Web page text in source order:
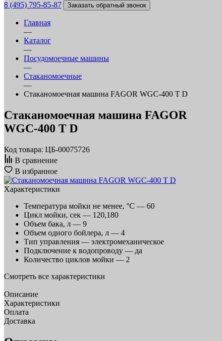
8 (495) 795-85-87 Заказать обратный звонок
Главная
—
Каталог
—
Посудомоечные машины
—
Стаканомоечные
—
Стаканомоечная машина FAGOR WGC-400 T D
Стаканомоечная машина FAGOR
WGC-400 T D
Код товара: ЦБ-00075726
В сравнение
В избранное
Характеристики
Температура мойки не менее, °С — 60
Цикл мойки, сек — 120,180
Объем бака, л — 9
Объем одного бойлера, л — 4
Тип управления — электромеханическое
Подключение к водопроводу — да
Количество циклов мойки — 2
Смотреть все характеристики
Описание
Характеристики
Оплата
Доставка